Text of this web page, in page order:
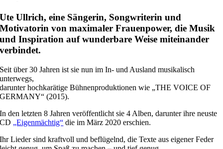
Bild
Ute Ullrich, eine Sängerin, Songwriterin und
Motivatorin von maximaler Frauenpower, die Musik
und Inspiration auf wunderbare Weise miteinander
verbindet.
Seit über 30 Jahren ist sie nun im In- und Ausland musikalisch
unterwegs,
darunter hochkarätige Bühnenproduktionen wie „THE VOICE OF
GERMANY“ (2015).
In den letzten 8 Jahren veröffentlicht sie 4 Alben, darunter ihre neuste
CD „Eigenmächtig“ die im März 2020 erschien.
Ihr Lieder sind kraftvoll und beflügelnd, die Texte aus eigener Feder